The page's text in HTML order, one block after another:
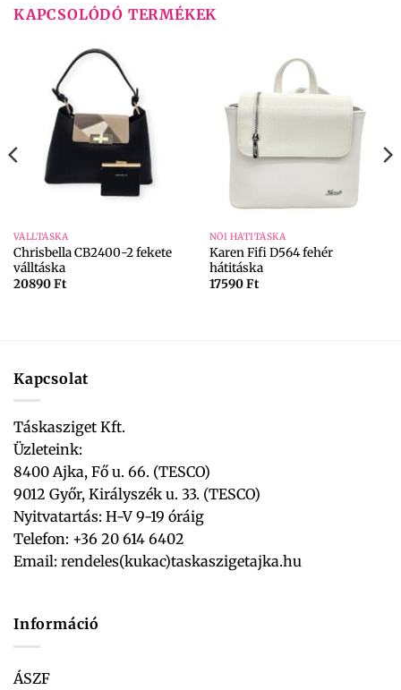
KAPCSOLÓDÓ TERMÉKEK
VÁLLTÁSKA
Chrisbella CB2400-2 fekete
válltáska
20890Ft
NŐI HÁTITÁSKA
Karen Fifi D564 fehér
hátitáska
17590Ft
Kapcsolat
Táskasziget Kft.
Üzleteink:
8400 Ajka, Fő u. 66. (TESCO)
9012 Győr, Királyszék u. 33. (TESCO)
Nyitvatartás: H-V 9-19 óráig
Telefon: +36 20 614 6402
Email: rendeles(kukac)taskaszigetajka.hu
Információ
ÁSZF